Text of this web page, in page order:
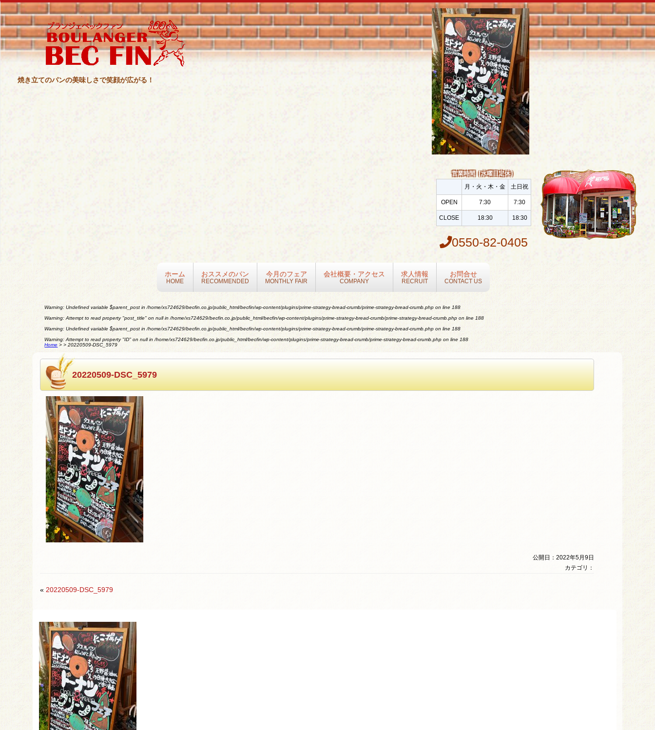
焼き立てのパンの美味しさで笑顔が広がる！
営業時間（水曜日定休）
月・火・木・金 土日祝
OPEN 7:30 7:30
CLOSE 18:30 18:30
0550-82-0405
ホーム
HOME
おススメのパン
RECOMMENDED
今月のフェア
MONTHLY FAIR
会社概要・アクセス
COMPANY
求人情報
RECRUIT
お問合せ
CONTACT US
Warning: Undefined variable $parent_post in/home/xs724629/becfin.co.jp/public_html/becfin/wp-content/plugins/prime-strategy-bread-crumb/prime-strategy-bread-crumb.php on line 188
Warning: Attempt to read property "post_title" on null in/home/xs724629/becfin.co.jp/public_html/becfin/wp-content/plugins/prime-strategy-bread-crumb/prime-strategy-bread-crumb.php on line 188
Warning: Undefined variable $parent_post in/home/xs724629/becfin.co.jp/public_html/becfin/wp-content/plugins/prime-strategy-bread-crumb/prime-strategy-bread-crumb.php on line 188
Warning: Attempt to read property "ID" on null in/home/xs724629/becfin.co.jp/public_html/becfin/wp-content/plugins/prime-strategy-bread-crumb/prime-strategy-bread-crumb.php on line 188
Home >>20220509-DSC_5979
20220509-DSC_5979
公開日：2022年5月9日
カテゴリ：
« 20220509-DSC_5979